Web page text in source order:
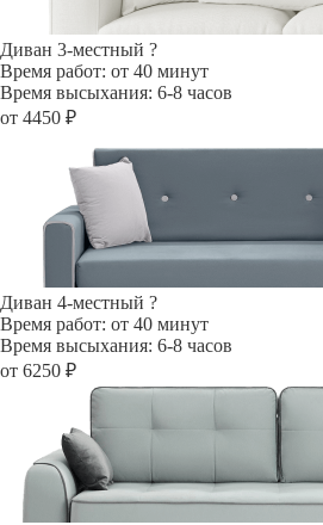
Диван 3-местный ?
Время работ: от 40 минут
Время высыхания: 6-8 часов
от 4450 ₽
Диван 4-местный ?
Время работ: от 40 минут
Время высыхания: 6-8 часов
от 6250 ₽